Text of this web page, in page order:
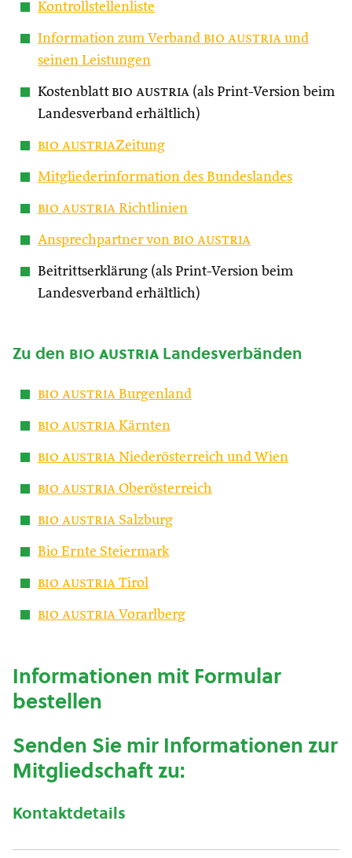
Kontrollstellenliste
Information zum Verband bio austria und
seinen Leistungen
Kostenblatt bio austria (als Print-Version beim
Landesverband erhältlich)
bio austriaZeitung
Mitgliederinformation des Bundeslandes
bio austria Richtlinien
Ansprechpartner von bio austria
Beitrittserklärung (als Print-Version beim
Landesverband erhältlich)
Zu den bio austria Landesverbänden
bio austria Burgenland
bio austria Kärnten
bio austria Niederösterreich und Wien
bio austria Oberösterreich
bio austria Salzburg
Bio Ernte Steiermark
bio austria Tirol
bio austria Vorarlberg
Informationen mit Formular
bestellen
Senden Sie mir Informationen zur
Mitgliedschaft zu:
Kontaktdetails